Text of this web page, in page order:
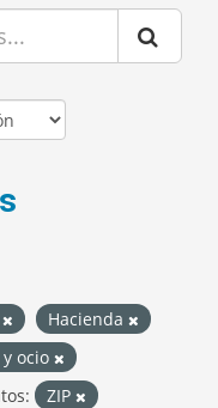
Hacienda
ocio
ZIP